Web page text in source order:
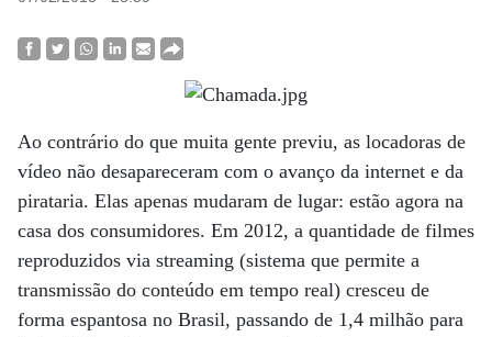
Ao contrário do que muita gente previu, as locadoras de
vídeo não desapareceram com o avanço da internet e da
pirataria. Elas apenas mudaram de lugar: estão agora na
casa dos consumidores. Em 2012, a quantidade de filmes
reproduzidos via streaming (sistema que permite a
transmissão do conteúdo em tempo real) cresceu de
forma espantosa no Brasil, passando de 1,4 milhão para